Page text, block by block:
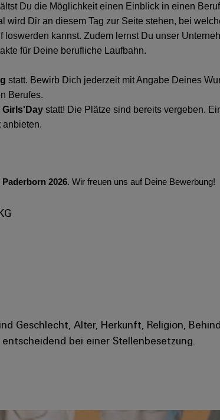
Du die Möglichkeit einen Einblick in einen
wird Dir an diesem Tag zur Seite stehen, bei
loswerden kannst. Zudem lernst Du unser
für Deine berufliche Laufbahn.
statt. Bewirb Dich jederzeit mit Angabe Deines
Berufes.
Girls'Day statt! Die Plätze sind bereits vergeben.
anbieten.
2026. Wir freuen uns auf Deine Bewerbung!
Geschlecht, Alter, Herkunft, Religion,
bei einer Stellenbesetzung.